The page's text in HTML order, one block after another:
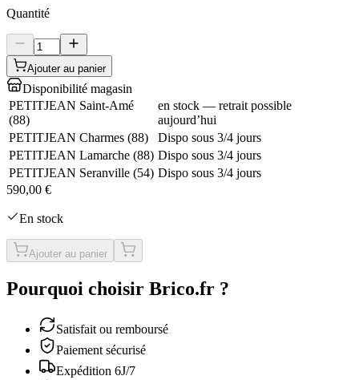
Quantité
Ajouter au panier
Disponibilité magasin
PETITJEAN Saint-Amé
(88)
en stock — retrait possible
aujourd’hui
PETITJEAN Charmes (88)
Dispo sous 3/4 jours
PETITJEAN Lamarche (88) Dispo sous 3/4 jours
PETITJEAN Seranville (54) Dispo sous 3/4 jours
590,00 €
En stock
Ajouter au panier
Pourquoi choisir Brico.fr ?
Satisfait ou remboursé
Paiement sécurisé
Expédition 6J/7